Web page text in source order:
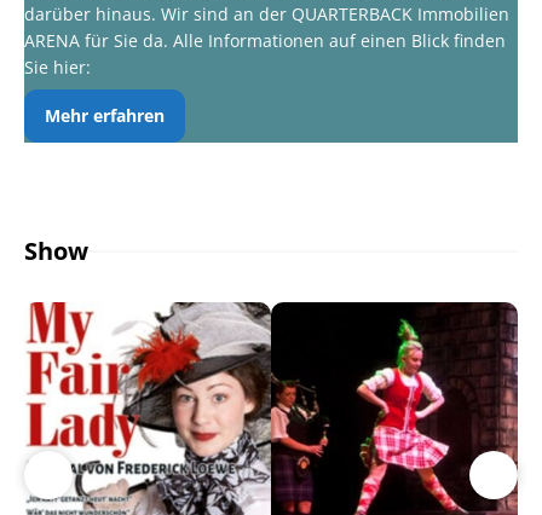
darüber hinaus. Wir sind an der QUARTERBACK Immobilien
ARENA für Sie da. Alle Informationen auf einen Blick finden
Sie hier:
Mehr erfahren
Show